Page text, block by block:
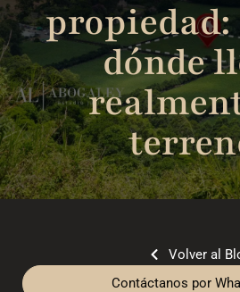
propiedad:
dónde
Volver al
Contáctanos por